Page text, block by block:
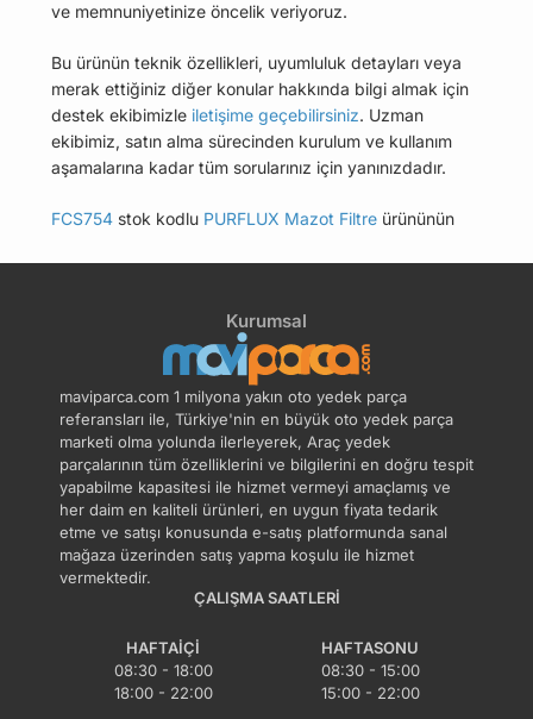
ve memnuniyetinize öncelik veriyoruz.
Bu ürünün teknik özellikleri, uyumluluk detayları veya
merak ettiğiniz diğer konular hakkında bilgi almak için
destek ekibimizle iletişime geçebilirsiniz. Uzman
ekibimiz, satın alma sürecinden kurulum ve kullanım
aşamalarına kadar tüm sorularınız için yanınızdadır.
FCS754 stok kodlu PURFLUX Mazot Filtre ürününün
Bu üründen en fazla 5 adet sipariş verilebilir. 5
adedin üzerindeki siparişleri iptal etme hakkı
maviparca.com tarafından saklı tutulmaktadır.
Belirlenen bu limit kurumsal siparişlerde geçerli
değildir. Kurumsal siparişler için farklı limitler ve
özel teklifler sunulabilmektedir.
14 gün içinde ücretsiz iade. Detaylı bilgi için
tıklayın.
Kurumsal
maviparca.com 1 milyona yakın oto yedek parça
referansları ile, Türkiye'nin en büyük oto yedek parça
marketi olma yolunda ilerleyerek, Araç yedek
parçalarının tüm özelliklerini ve bilgilerini en doğru tespit
yapabilme kapasitesi ile hizmet vermeyi amaçlamış ve
her daim en kaliteli ürünleri, en uygun fiyata tedarik
etme ve satışı konusunda e-satış platformunda sanal
mağaza üzerinden satış yapma koşulu ile hizmet
vermektedir.
ÇALIŞMA SAATLERI
HAFTAIÇI
08:30 - 18:00
18:00 - 22:00
HAFTASONU
08:30 - 15:00
15:00 - 22:00